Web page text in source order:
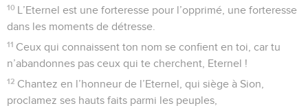
10 L’Eternel est une forteresse pour l’opprimé, une forteresse
dans les moments de détresse.
11 Ceux qui connaissent ton nom se confient en toi, car tu
n’abandonnes pas ceux qui te cherchent, Eternel !
12 Chantez en l’honneur de l’Eternel, qui siège à Sion,
proclamez ses hauts faits parmi les peuples,